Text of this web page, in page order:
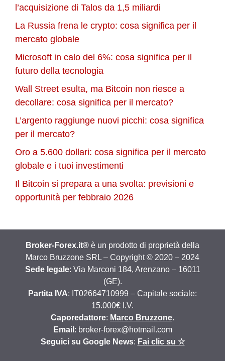
l’acquisizione di Talos da 1,5 miliardi
La Russia frena le crypto: cosa significa per il
mercato globale
Microsoft in calo del 6%: cosa significa per il
futuro della tecnologia
Wall Street esulta, ma Bitcoin non riesce a
decollare: cosa significa per il mercato?
L’argento raggiunge nuovi picchi: cosa significa
per il mercato?
Oro a 5.600 dollari: cosa significa per il mercato
globale e i tuoi investimenti
Il Bitcoin si prepara a una svolta: previsioni e
opportunità per febbraio 2026
Broker-Forex.it® è un prodotto di proprietà della
Marco Bruzzone SRL – Copyright © 2020 – 2024
Sede legale: Via Marconi 184, Arenzano – 16011
(GE).
Partita IVA: IT02664710999 – Capitale sociale:
15.000€ I.V.
Caporedattore: Marco Bruzzone.
Email : broker-forex@hotmail.com
Seguici su Google News: Fai clic su ☆